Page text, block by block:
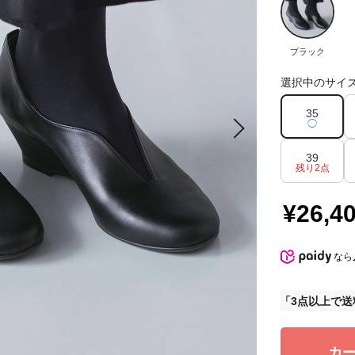
ブラック
選択中のサイ
35
◯
39
残り2点
なら
3点以上で送